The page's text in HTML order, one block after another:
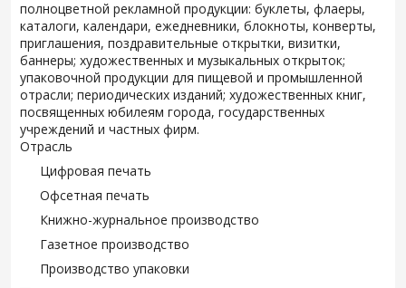
полноцветной рекламной продукции: буклеты, флаеры,
каталоги, календари, ежедневники, блокноты, конверты,
приглашения, поздравительные открытки, визитки,
баннеры; художественных и музыкальных открыток;
упаковочной продукции для пищевой и промышленной
отрасли; периодических изданий; художественных книг,
посвященных юбилеям города, государственных
учреждений и частных фирм.
Отрасль
Цифровая печать
Офсетная печать
Книжно-журнальное производство
Газетное производство
Производство упаковки